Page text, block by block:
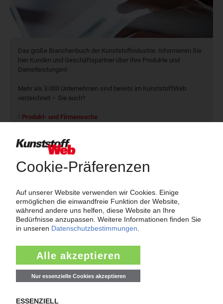
Das große Branchenbuch der Kunststoffindustrie: Informieren Sie
hier Kunden und Geschäftspartner über Ihre Produkte und
Dienstleistungen!
Mehr als 3.000 Unternehmen sind bereits im KunststoffWeb
verzeichnet – Sie auch?
Produkt- und Firmensuche
Als einer der Internet-Pioniere der Kunststoffindustrie
versorgt das KunststoffWeb bereits seit 1996 die Fach-
und Führungskräfte der Branche mit täglichen
der Berichterstattung ist dabei die Preisentwicklung für